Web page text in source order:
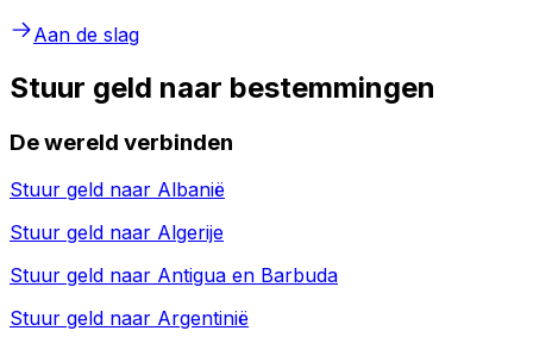
Aan de slag
Stuur geld naar bestemmingen
De wereld verbinden
Stuur geld naar Albanië
Stuur geld naar Algerije
Stuur geld naar Antigua en Barbuda
Stuur geld naar Argentinië